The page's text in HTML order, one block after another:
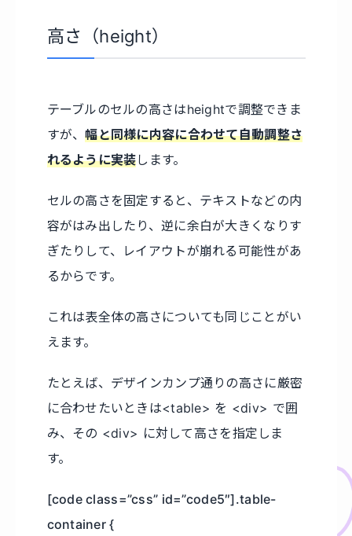
高さ（height）
テーブルのセルの高さはheightで調整できま
すが、幅と同様に内容に合わせて自動調整さ
れるように実装します。
セルの高さを固定すると、テキストなどの内
容がはみ出したり、逆に余白が大きくなりす
ぎたりして、レイアウトが崩れる可能性があ
るからです。
これは表全体の高さについても同じことがい
えます。
たとえば、デザインカンプ通りの高さに厳密
に合わせたいときは<table> を <div> で囲
み、その <div> に対して高さを指定しま
す。
[code class=”css” id=”code5″].table-
container {